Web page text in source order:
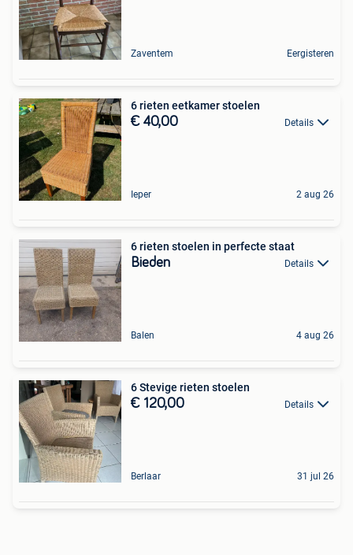
Zaventem Eergisteren
6 rieten eetkamer stoelen
€ 40,00 Details
Ieper 2 aug 26
6 rieten stoelen in perfecte staat
Bieden Details
Balen 4 aug 26
6 Stevige rieten stoelen
€ 120,00 Details
Berlaar 31 jul 26